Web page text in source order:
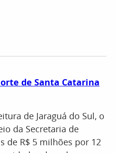
de Santa Catarina
de Jaraguá do Sul, o
da Secretaria de
de R$ 5 milhões por 12